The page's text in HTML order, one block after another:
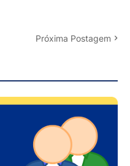
Próxima Postagem